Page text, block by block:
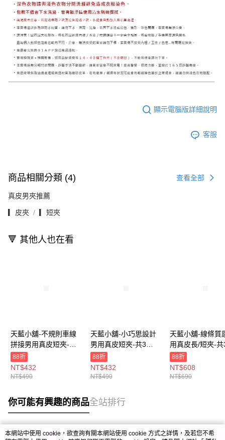
顯示電腦版詳細說明
客服
商品相關分類 (4) 查看全部
真皮男夾推薦
▎皮夾 ▎短夾
🔻 其他人也在看
天藍小舖-不規則車線
拼接男用真皮短夾-共3
色-$490【A08081816
】
88折
NT$432
NT$490
天藍小舖-小巧思設計
男用真皮短夾-共3
色-$490【A08081814
】
88折
NT$432
NT$490
天藍小舖-線條質
用真皮長/短夾-
【A08080819】
【A08080818】
【A08080817】
88折
NT$608
NT$690
你可能有興趣的商品全站排行
本網站中使用 cookie，欲查詢有關本網站使用 cookie 方式之詳情，及若您不希